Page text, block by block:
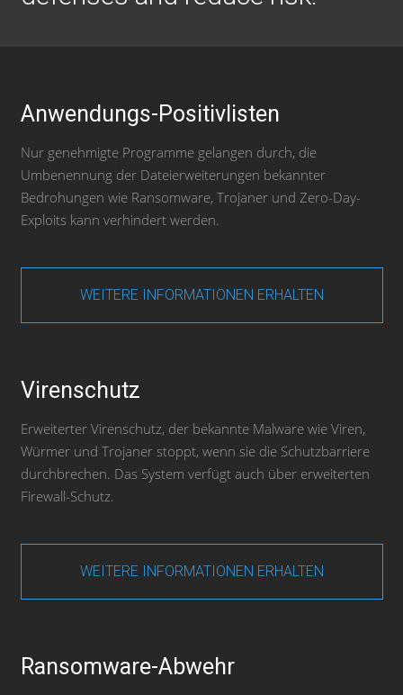
Anwendungs-Positivlisten
Nur genehmigte Programme gelangen durch, die
Umbenennung der Dateierweiterungen bekannter
Bedrohungen wie Ransomware, Trojaner und Zero-Day-
Exploits kann verhindert werden.
WEITERE INFORMATIONEN ERHALTEN
Virenschutz
Erweiterter Virenschutz, der bekannte Malware wie Viren,
Würmer und Trojaner stoppt, wenn sie die Schutzbarriere
durchbrechen. Das System verfügt auch über erweiterten
Firewall-Schutz.
WEITERE INFORMATIONEN ERHALTEN
Ransomware-Abwehr